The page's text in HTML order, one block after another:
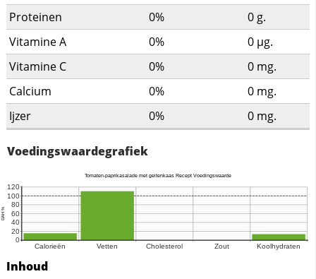
Proteinen 0% 0 g.
Vitamine A
0% 0 µg.
Vitamine C
0% 0 mg.
Calcium
0% 0 mg.
Ijzer
0% 0 mg.
Voedingswaardegrafiek
Inhoud